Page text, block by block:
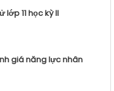
11 học kỳ II
giá năng lực nhân